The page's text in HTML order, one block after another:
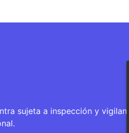
sujeta a inspección y